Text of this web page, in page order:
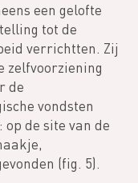
een gelofte
tot de
verrichtten. Zij
zelfvoorziening
de
vondsten
de site van de
(fig. 5).